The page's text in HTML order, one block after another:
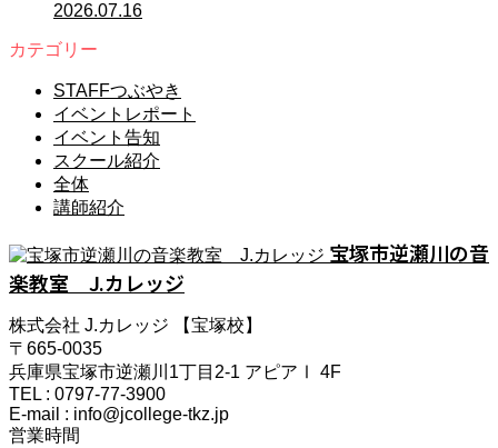
2026.07.16
カテゴリー
STAFFつぶやき
イベントレポート
イベント告知
スクール紹介
全体
講師紹介
宝塚市逆瀬川の音
楽教室 J.カレッジ
株式会社 J.カレッジ 【宝塚校】
〒665-0035
兵庫県宝塚市逆瀬川1丁目2-1 アピアⅠ 4F
TEL : 0797-77-3900
E-mail : info@jcollege-tkz.jp
営業時間